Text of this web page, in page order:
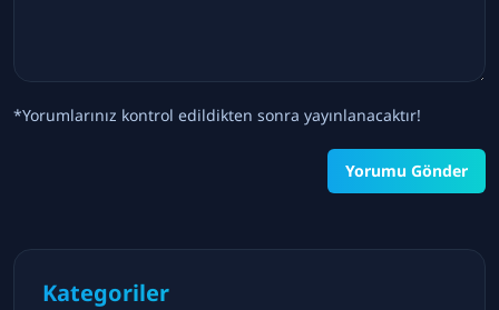
*Yorumlarınız kontrol edildikten sonra yayınlanacaktır!
Yorumu Gönder
Kategoriler